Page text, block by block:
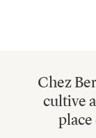
Chez
cultive
place